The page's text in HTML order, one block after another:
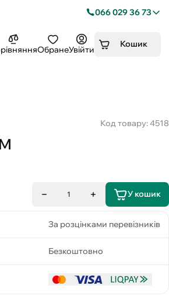
066 029 36 73
ОбранеУвійти
Кошик
Код товару: 4518
1 У кошик
За розцінками перевізників
Безкоштовно